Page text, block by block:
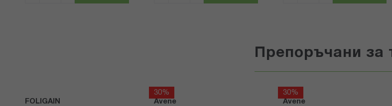
Препоръчани за
FOLIGAIN
30%
Avene
30%
Avene